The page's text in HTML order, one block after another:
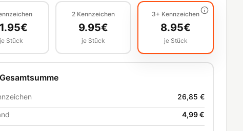
€
je Stück
2 Kennzeichen
9.95€
je Stück
3+ Kennzeichen
8.95€
je Stück
26,85 €
4,99 €